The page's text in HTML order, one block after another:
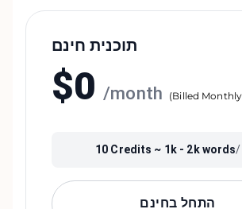
תוכנית חינם
$0 /month (Billed Monthly
10 Credits ~ 1k - 2kwords/
התחל בחינם